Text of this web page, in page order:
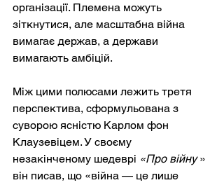
організації. Племена можуть
зіткнутися, але масштабна війна
вимагає держав, а держави
вимагають амбіцій.
Між цими полюсами лежить третя
перспектива, сформульована з
суворою ясністю Карлом фон
Клаузевіцем. У своєму
незакінченому шедеврі «Про війну »
він писав, що «війна — це лише